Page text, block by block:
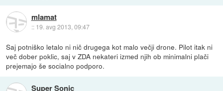
mlamat
:: 19. avg 2013, 09:47
Saj potniško letalo ni nič drugega kot malo večji drone. Pilot itak ni
več dober poklic, saj v ZDA nekateri izmed njih ob minimalni plači
prejemajo še socialno podporo.
Super Sonic